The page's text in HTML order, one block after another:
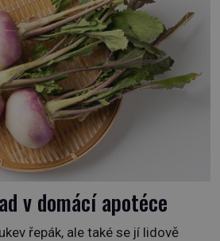
v domácí apotéce
řepák, ale také se jí lidově